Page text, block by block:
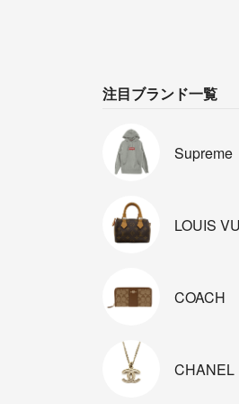
注目ブランド一覧
Supreme
LOUIS
COACH
CHANEL